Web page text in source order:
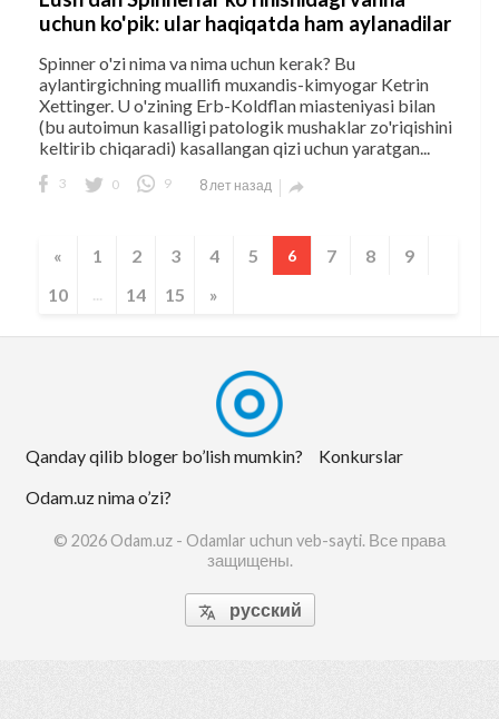
uchun ko'pik: ular haqiqatda ham aylanadilar
Spinner o'zi nima va nima uchun kerak? Bu
aylantirgichning muallifi muxandis-kimyogar Ketrin
Xettinger. U o'zining Erb-Koldflan miasteniyasi bilan
(bu autoimun kasalligi patologik mushaklar zo'riqishini
keltirib chiqaradi) kasallangan qizi uchun yaratgan...
3 0 9 8 лет назад 
« 1 2 3 4 5 6 7 8
9
10
... 14 15 »
Qanday qilib bloger bo’lish mumkin?
Konkurslar
Odam.uz nima o’zi?
© 2026 Odam.uz - Odamlar uchun veb-sayti. Все права
защищены.
 русский